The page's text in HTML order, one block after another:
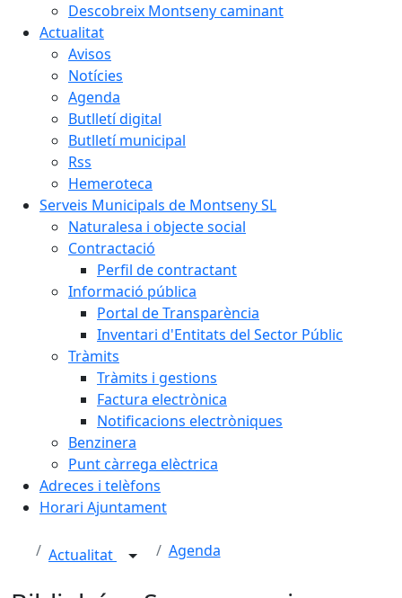
Descobreix Montseny caminant
Actualitat
Avisos
Notícies
Agenda
Butlletí digital
Butlletí municipal
Rss
Hemeroteca
Serveis Municipals de Montseny SL
Naturalesa i objecte social
Contractació
Perfil de contractant
Informació pública
Portal de Transparència
Inventari d'Entitats del Sector Públic
Tràmits
Tràmits i gestions
Factura electrònica
Notificacions electròniques
Benzinera
Punt càrrega elèctrica
Adreces i telèfons
Horari Ajuntament
Actualitat Agenda